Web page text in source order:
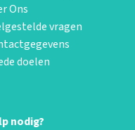
Ons
vragen
doelen
nodig?